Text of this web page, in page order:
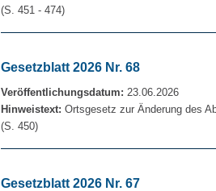
(S. 451 - 474)
Gesetzblatt 2026 Nr. 68
Veröffentlichungsdatum: 23.06.2026
Hinweistext: Ortsgesetz zur Änderung des
(S. 450)
Gesetzblatt 2026 Nr. 67